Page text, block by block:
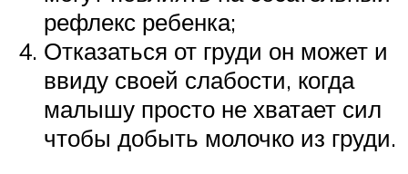
рефлекс ребенка;
Отказаться от груди он может и
ввиду своей слабости, когда
малышу просто не хватает сил
чтобы добыть молочко из груди.